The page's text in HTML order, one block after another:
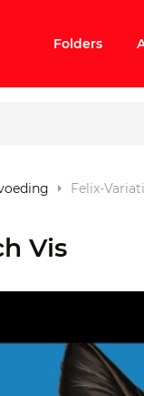
Pincode vergeten
Folders
Felix-
Vis